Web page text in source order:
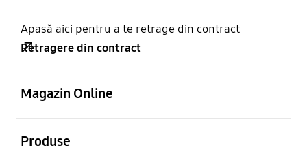
Apasă aici pentru a te retrage din contract
Retragere din contract
Magazin Online
Produse